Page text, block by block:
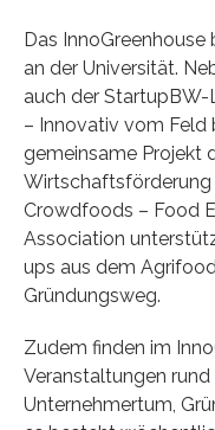
Das
an der Universität.
auch der StartupBW-
– Innovativ vom Feld
gemeinsame Projekt
Crowdfoods – Food
Association
ups aus dem
Gründungsweg.
Zudem finden im
Veranstaltungen
Unternehmertum,